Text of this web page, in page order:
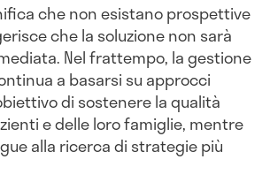
che non esistano prospettive
che la soluzione non sarà
Nel frattempo, la gestione
a basarsi su approcci
di sostenere la qualità
e delle loro famiglie, mentre
alla ricerca di strategie più